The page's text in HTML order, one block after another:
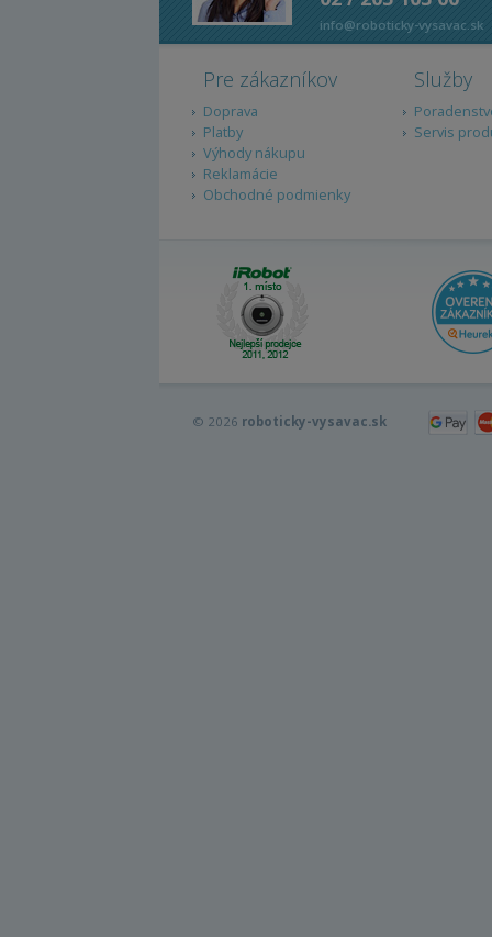
info@roboticky-vysavac.sk
Pre zákazníkov
Doprava
Platby
Výhody nákupu
Reklamácie
Obchodné podmienky
Služby
Servis
© 2026 roboticky-vysavac.sk